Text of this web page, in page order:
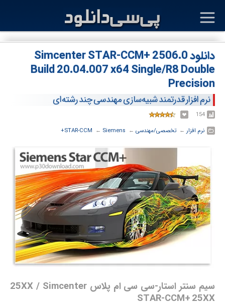
دانلود Simcenter STAR-CCM+ 2506.0
Build 20.04.007 x64 Single/R8 Double
Precision
نرم افزار قدرتمند شبیه‌سازی مهندسی چند رشته‌ای
154
نرم افزار ← ‏تخصصی/مهندسی ← ‏
Siemens
← ‏
STAR-CCM+
سیم‌ سنتر استار-سی‌ سی‌ ام‌ پلاس 25XX / Simcenter
STAR-CCM+ 25XX